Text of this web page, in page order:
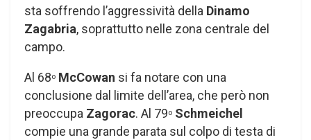
sta soffrendo l’aggressività della Dinamo
Zagabria, soprattutto nelle zona centrale del
campo.
Al 68o McCowan si fa notare con una
conclusione dal limite dell’area, che però non
preoccupa Zagorac. Al 79o Schmeichel
compie una grande parata sul colpo di testa di